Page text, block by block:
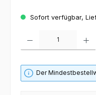
Sofort verfügbar,
Der